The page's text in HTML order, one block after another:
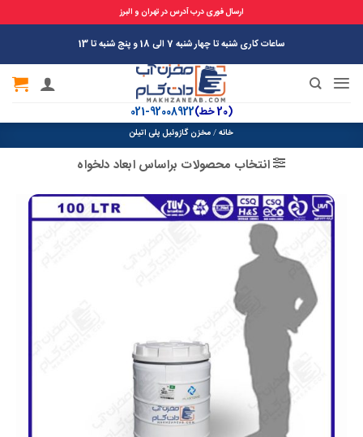
ارسال فوری درب آدرس در تهران و البرز
to
content
ساعات کاری شنبه تا چهار شنبه 7 الی 18 و پنج شنبه تا 13
(20 خط) 92008922-021
خانه/مخزن گازوئیل پلی اتیلن
انتخاب محصولات براساس ابعاد دلخواه